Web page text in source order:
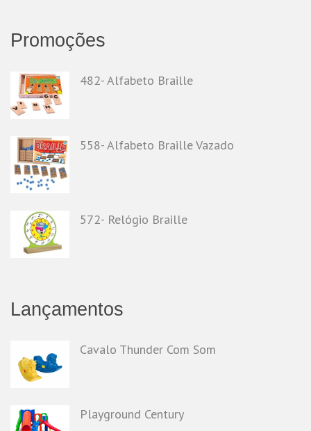
Promoções
482- Alfabeto Braille
558- Alfabeto Braille Vazado
572- Relógio Braille
Lançamentos
Cavalo Thunder Com Som
Playground Century